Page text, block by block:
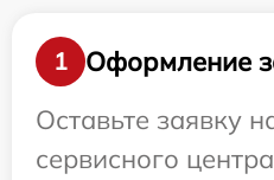
1
Оформление
Оставьте заявку
сервисного